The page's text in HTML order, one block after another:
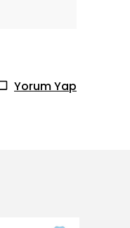
Yorum Yap